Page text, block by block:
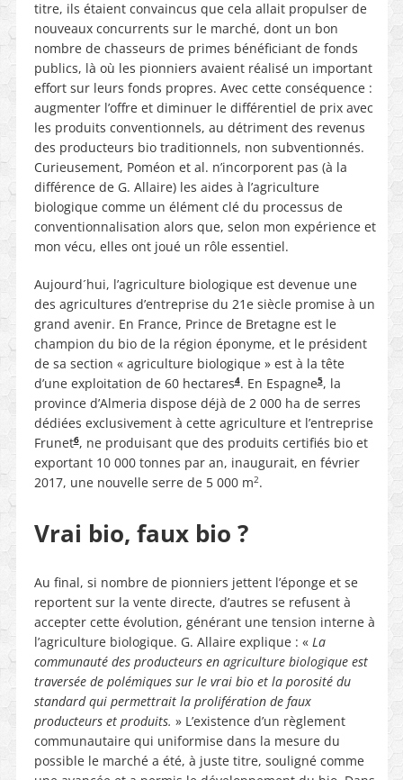
titre, ils étaient convaincus que cela allait propulser de
nouveaux concurrents sur le marché, dont un bon
nombre de chasseurs de primes bénéficiant de fonds
publics, là où les pionniers avaient réalisé un important
effort sur leurs fonds propres. Avec cette conséquence :
augmenter l’offre et diminuer le différentiel de prix avec
les produits conventionnels, au détriment des revenus
des producteurs bio traditionnels, non subventionnés.
Curieusement, Poméon et al. n’incorporent pas (à la
différence de G. Allaire) les aides à l’agriculture
biologique comme un élément clé du processus de
conventionnalisation alors que, selon mon expérience et
mon vécu, elles ont joué un rôle essentiel.
Aujourd´hui, l’agriculture biologique est devenue une
des agricultures d’entreprise du 21e siècle promise à un
grand avenir. En France, Prince de Bretagne est le
champion du bio de la région éponyme, et le président
de sa section « agriculture biologique » est à la tête
d’une exploitation de 60 hectares4. En Espagne5, la
province d’Almeria dispose déjà de 2 000 ha de serres
dédiées exclusivement à cette agriculture et l’entreprise
Frunet6, ne produisant que des produits certifiés bio et
exportant 10 000 tonnes par an, inaugurait, en février
2017, une nouvelle serre de 5 000 m2.
Vrai bio, faux bio ?
Au final, si nombre de pionniers jettent l’éponge et se
reportent sur la vente directe, d’autres se refusent à
accepter cette évolution, générant une tension interne à
l’agriculture biologique. G. Allaire explique : « La
communauté des producteurs en agriculture biologique est
traversée de polémiques sur le vrai bio et la porosité du
standard qui permettrait la prolifération de faux
producteurs et produits. » L’existence d’un règlement
communautaire qui uniformise dans la mesure du
possible le marché a été, à juste titre, souligné comme